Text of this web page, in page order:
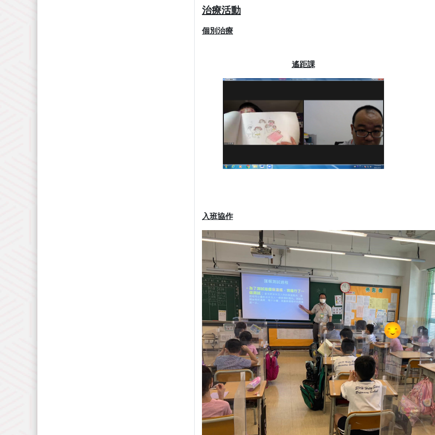
治療活動
個別治療
遙距課
入班協作